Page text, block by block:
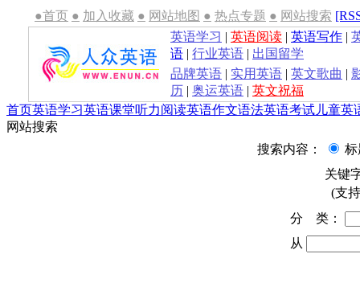
●首页 ● 加入收藏 ● 网站地图 ● 热点专题 ● 网站搜索
英语学习 | 英语阅读 | 英语写作 |
语 | 行业英语 | 出国留学
品牌英语 | 实用英语 | 英文歌曲 |
历 | 奥运英语 | 英文祝福
首页英语学习英语课堂听力阅读英语作文语法英语考试 儿童英
网站搜索
搜索内容：
关键
(支
分 类：
从